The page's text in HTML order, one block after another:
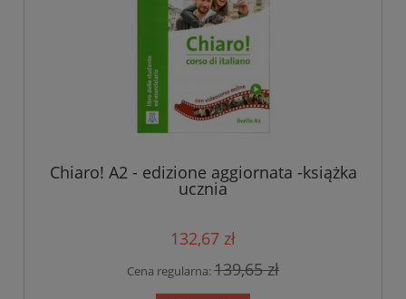
Chiaro! A2 - edizione aggiornata -książka
ucznia
132,67 zł
Cena regularna:139,65 zł